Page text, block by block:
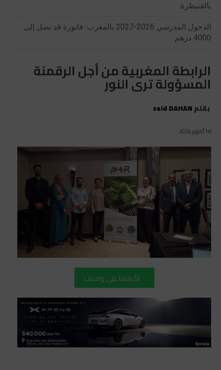
بالقنيطرة
الدخول المدرسي 2026-2027 بالمغرب: فاتورة قد تصل إلى
4000 درهم
الرابطة المغربية من أجل الرقمنة
المسؤولة ترى النور
بقلمsaid DAHAN
18 أكتوبر 2024
تابعنا على واتساب